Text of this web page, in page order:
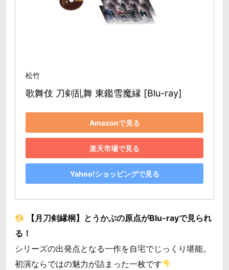
松竹
歌舞伎 刀剣乱舞 東鑑雪魔縁 [Blu-ray]
Amazonで見る
楽天市場で見る
Yahoo!ショッピングで見る
【月刀剣縁桐】とうかぶの原点がBlu-rayで見られ
る！
シリーズの出発点となる一作を自宅でじっくり堪能。
初演ならではの魅力が詰まった一枚です